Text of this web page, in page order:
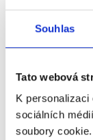
Souhlas
Tato webová
K
sociálních
soubory
Výrok
o
chování